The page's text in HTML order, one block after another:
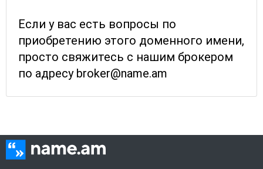
Если у вас есть вопросы по
приобретению этого доменного имени,
просто свяжитесь с нашим брокером
по адресу broker@name.am